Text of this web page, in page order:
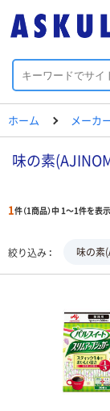
ホーム メーカ
味の素
1件（1商品）中 1～1件を表示
絞り込み 味の素